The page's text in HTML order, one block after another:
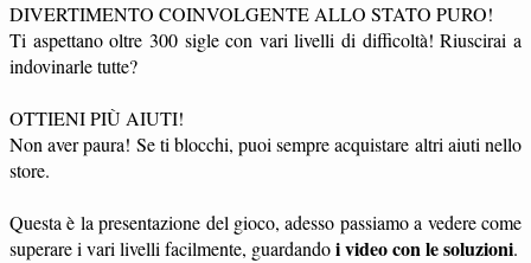
DIVERTIMENTO COINVOLGENTE ALLO STATO PURO!
Ti aspettano oltre 300 sigle con vari livelli di difficoltà! Riuscirai a
indovinarle tutte?
OTTIENI PIÙ AIUTI!
Non aver paura! Se ti blocchi, puoi sempre acquistare altri aiuti nello
store.
Questa è la presentazione del gioco, adesso passiamo a vedere come
superare i vari livelli facilmente, guardandoi video con le soluzioni.